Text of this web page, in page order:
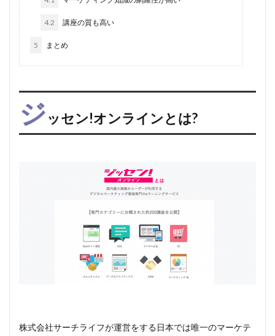
4.2 講座の質も高い
5 まとめ
ジッセン!オンラインとは?
株式会社サーチライフが運営をする日本では唯一のマーケテ